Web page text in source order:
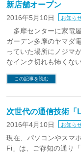
新店舗オープン
2016年5月10日 お知ら
多摩センターに家電
ガーデン多摩のヤマダ
っていた場所にノジマ
なインク切れも怖くな
この記事を読む
次世代の通信技術
2016年4月10日 お知ら
現在、パソコンやスマ
Fi」は、ご存知の通り